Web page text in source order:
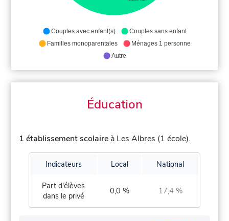
Couples avec enfant(s)
Couples sans enfant
Familles monoparentales
Ménages 1 personne
Autre
Éducation
1 établissement scolaire à Les Albres (1 école).
Indicateurs Local National
Part d'élèves
dans le privé
0,0 % 17,4 %